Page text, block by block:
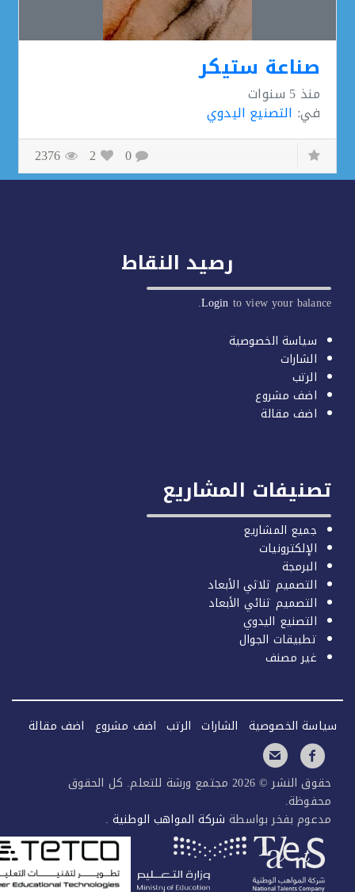
صناعة ستيكر
التصنيع اليدوي
2
2376
رصيد النقاط
Loginto view your
سياسة الخصوصية
الشارات
الرتب
اضف مشروع
اضف مقالة
المشاريع
جميع المشاريع
الإلكترونيات
البرمجة
التصميم ثلاثي الأبعاد
التصميم ثنائي الأبعاد
التصنيع اليدوي
تطبيقات الجوال
غير مصنف
الخصوصية الشارات الرتب اضف مشروع اضف مقالة
حقوق النشر © 2026 مجتمع ورشة للتعلم. كل الحقوق
بفخر بواسطةشركة المواهب الوطنية.